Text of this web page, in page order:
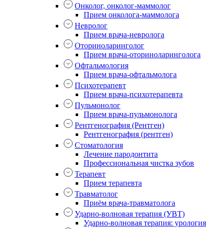
Онколог, онколог-маммолог
Прием онколога-маммолога
Невролог
Прием врача-невролога
Оториноларинголог
Прием врача-оториноларинголога
Офтальмология
Прием врача-офтальмолога
Психотерапевт
Прием врача-психотерапевта
Пульмонолог
Прием врача-пульмонолога
Рентгенография (Рентген)
Рентгенография (рентген)
Стоматология
Лечение пародонтита
Профессиональная чистка зубов
Терапевт
Прием терапевта
Травматолог
Приём врача-травматолога
Ударно-волновая терапия (УВТ)
Ударно-волновая терапия: урология